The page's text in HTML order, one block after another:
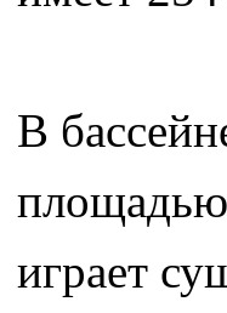
В
площадью
играет